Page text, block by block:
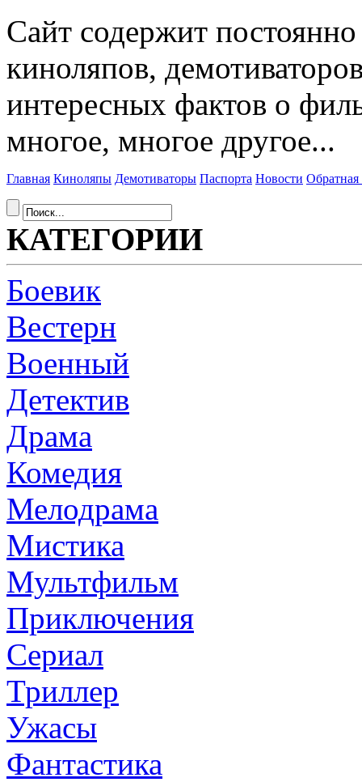
Сайт содержит
киноляпов,
интересных фактов о
многое, многое другое...
Главная Киноляпы Демотиваторы Паспорта Новости Обратная
КАТЕГОРИИ
Боевик
Вестерн
Военный
Детектив
Драма
Комедия
Мелодрама
Мистика
Мультфильм
Приключения
Сериал
Триллер
Ужасы
Фантастика